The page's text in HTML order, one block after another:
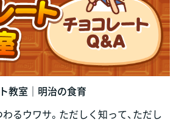
教室｜明治の食育
るウワサ。ただしく知って、ただし